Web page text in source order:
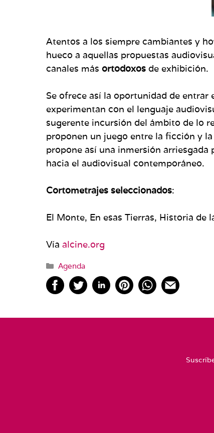
Atentos a los siempre cambiantes y
hueco a aquellas propuestas
canales más ortodoxos de exhibición.
Se ofrece así la oportunidad de
experimentan con el lenguaje
sugerente incursión del ámbito de lo
proponen un juego entre la ficción y
propone así una inmersión
hacia el audiovisual contemporáneo.
Cortometrajes seleccionados:
El Monte, En esas Tierras, Historia de
Vía alcine.org
Categorías
Agenda